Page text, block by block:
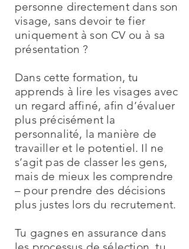
personne directement dans son
visage, sans devoir te fier
uniquement à son CV ou à sa
présentation ?
Dans cette formation, tu
apprends à lire les visages avec
un regard affiné, afin d’évaluer
plus précisément la
personnalité, la manière de
travailler et le potentiel. Il ne
s’agit pas de classer les gens,
mais de mieux les comprendre
– pour prendre des décisions
plus justes lors du recrutement.
Tu gagnes en assurance dans